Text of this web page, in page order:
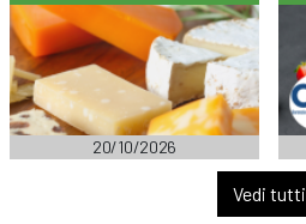
20/10/2026
Vedi tutti